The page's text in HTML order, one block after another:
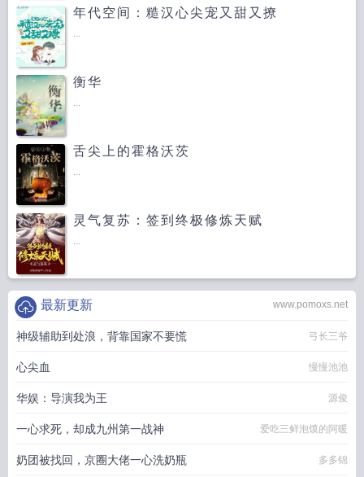
年代空间：糙汉心尖宠又甜又撩
...
衡华
...
舌尖上的霍格沃茨
...
灵气复苏：签到终极修炼天赋
...
www.pomoxs.net
最新更新
神级辅助到处浪，背靠国家不要慌 弓长三爷
心尖血 慢慢池池
华娱：导演我为王 源俊
一心求死，却成九州第一战神 爱吃三鲜泡馍的阿暖
奶团被找回，京圈大佬一心洗奶瓶 多多锦